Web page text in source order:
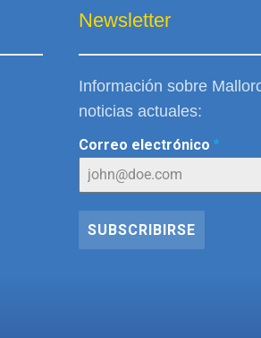
Newsletter
Información sobre
noticias actuales:
Correo electrónico *
SUBSCRIBIRSE